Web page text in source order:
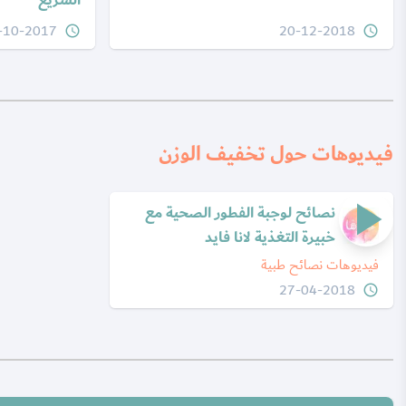
query_builder
20-12-2018
query_builder
2017
فيديوهات حول تخفيف الوزن
play_arrow نصائح لوجبة الفطور الصحية مع
خبيرة التغذية لانا فايد
فيديوهات نصائح طبية
query_builder
27-04-2018